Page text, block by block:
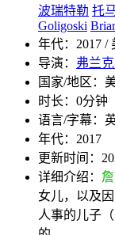
波瑞特勒 托
Goligoski
年代： 2017 /
导演： 弗兰
国家/地区：
时长： 0分钟
语言/字幕：
年代： 2017
更新时间：
详细介绍：
女儿，以及
人事的儿子